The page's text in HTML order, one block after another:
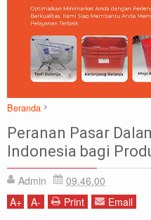
Beranda
Artikel
Pasar Terdekat
Peranan Pasar Dalam
Peranan Pasar
Indonesia bagi
Admin
09.46.00
A+ A- Print Email